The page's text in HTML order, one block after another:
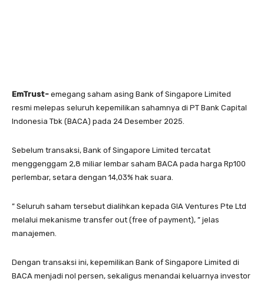
EmTrust- emegang saham asing Bank of Singapore Limited
resmi melepas seluruh kepemilikan sahamnya di PT Bank Capital
Indonesia Tbk (BACA) pada 24 Desember 2025.
Sebelum transaksi, Bank of Singapore Limited tercatat
menggenggam 2,8 miliar lembar saham BACA pada harga Rp100
perlembar, setara dengan 14,03% hak suara.
” Seluruh saham tersebut dialihkan kepada GIA Ventures Pte Ltd
melalui mekanisme transfer out (free of payment), ” jelas
manajemen.
Dengan transaksi ini, kepemilikan Bank of Singapore Limited di
BACA menjadi nol persen, sekaligus menandai keluarnya investor